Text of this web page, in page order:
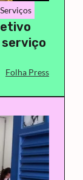
Serviços
serviço
Folha Press